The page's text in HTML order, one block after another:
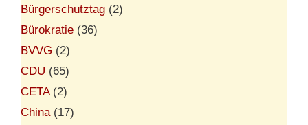
Bürgerschutztag (2)
Bürokratie (36)
BVVG (2)
CDU (65)
CETA(2)
China(17)